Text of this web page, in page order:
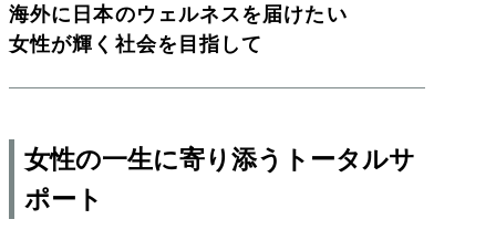
海外に日本のウェルネスを届けたい
女性が輝く社会を目指して
女性の一生に寄り添うトータルサ
ポート